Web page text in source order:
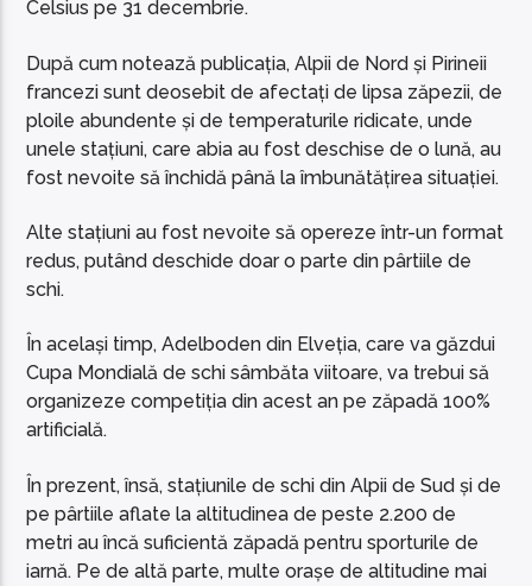
Celsius pe 31 decembrie.
După cum notează publicația, Alpii de Nord și Pirineii
francezi sunt deosebit de afectați de lipsa zăpezii, de
ploile abundente și de temperaturile ridicate, unde
unele stațiuni, care abia au fost deschise de o lună, au
fost nevoite să închidă până la îmbunătățirea situației.
Alte stațiuni au fost nevoite să opereze într-un format
redus, putând deschide doar o parte din pârtiile de
schi.
În același timp, Adelboden din Elveția, care va găzdui
Cupa Mondială de schi sâmbăta viitoare, va trebui să
organizeze competiția din acest an pe zăpadă 100%
artificială.
În prezent, însă, stațiunile de schi din Alpii de Sud și de
pe pârtiile aflate la altitudinea de peste 2.200 de
metri au încă suficientă zăpadă pentru sporturile de
iarnă. Pe de altă parte, multe orașe de altitudine mai